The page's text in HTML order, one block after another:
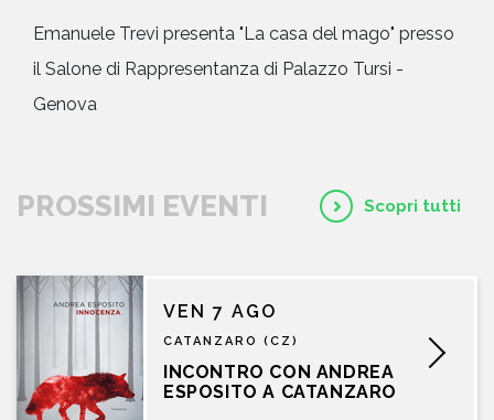
Emanuele Trevi presenta "La casa del mago" presso
il Salone di Rappresentanza di Palazzo Tursi -
Genova
PROSSIMI EVENTI Scopri tutti
VEN 7 AGO
CATANZARO (CZ)
INCONTRO CON ANDREA
ESPOSITO A CATANZARO